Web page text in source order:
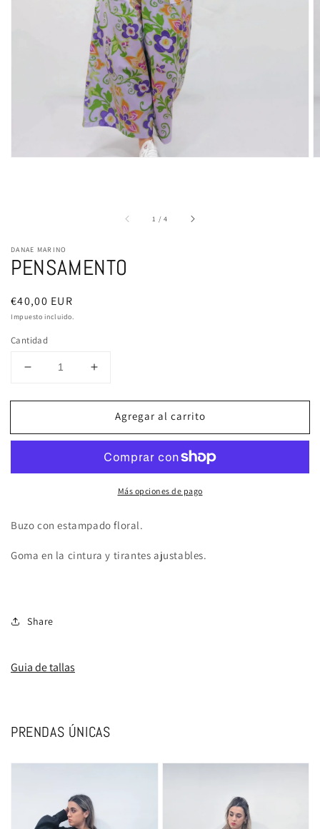
en
vista
de
galería
1 /de
4
DANAE MARINO
PENSAMENTO
Precio
habitual
€40,00 EUR
Impuesto incluido.
Cantidad
Reducir
para
PENSAMENTO
Aumentar
para
PENSAMENTO
Agregar al carrito
Más opciones de pago
Buzo con estampado floral.
Goma en la cintura y tirantes ajustables.
Share
Guia de tallas
PRENDAS ÚNICAS